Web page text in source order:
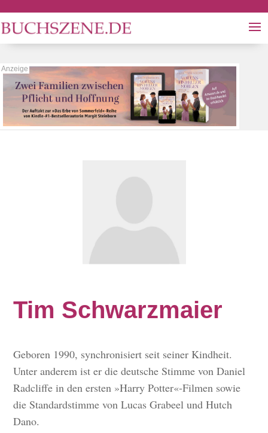
Tim Schwarzmaier
Geboren 1990, synchronisiert seit seiner Kindheit.
Unter anderem ist er die deutsche Stimme von Daniel
Radcliffe in den ersten »Harry Potter«-Filmen sowie
die Standardstimme von Lucas Grabeel und Hutch
Dano.